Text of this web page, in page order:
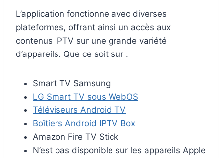
L’application fonctionne avec diverses
plateformes, offrant ainsi un accès aux
contenus IPTV sur une grande variété
d’appareils. Que ce soit sur :
Smart TV Samsung
LG Smart TV sous WebOS
Téléviseurs Android TV
Boîtiers Android IPTV Box
Amazon Fire TV Stick
N’est pas disponible sur les appareils Apple